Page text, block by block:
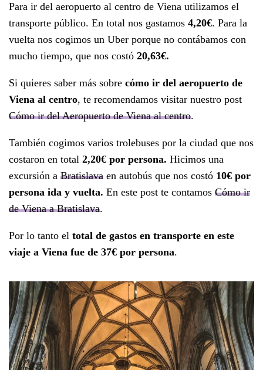
Para ir del aeropuerto al centro de Viena utilizamos el
transporte público. En total nos gastamos 4,20€. Para la
vuelta nos cogimos un Uber porque no contábamos con
mucho tiempo, que nos costó 20,63€.
Si quieres saber más sobre cómo ir del aeropuerto de
Viena al centro, te recomendamos visitar nuestro post
Cómo ir del Aeropuerto de Viena al centro.
También cogimos varios trolebuses por la ciudad que nos
costaron en total 2,20€ por persona. Hicimos una
excursión a Bratislava en autobús que nos costó 10€ por
persona ida y vuelta. En este post te contamos Cómo ir
de Viena a Bratislava.
Por lo tanto el total de gastos en transporte en este
viaje a Viena fue de 37€ por persona.